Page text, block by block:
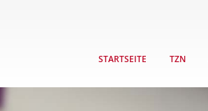
STARTSEITE TZN